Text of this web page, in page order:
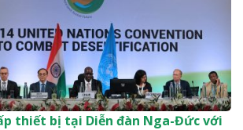
thiết bị tại Diễn đàn Nga-Đức với